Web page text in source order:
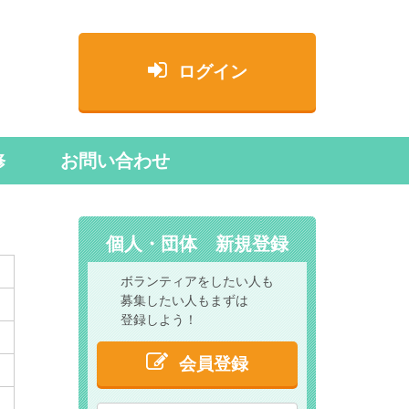
ログイン
お問い合わせ
個人・団体 新規登録
ボランティアをしたい人も
募集したい人もまずは
登録しよう！
会員登録